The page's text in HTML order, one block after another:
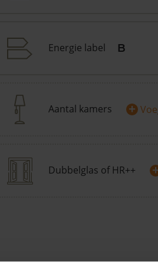
Energie label B
Aantal kamers +
Dubbelglas of HR++ +